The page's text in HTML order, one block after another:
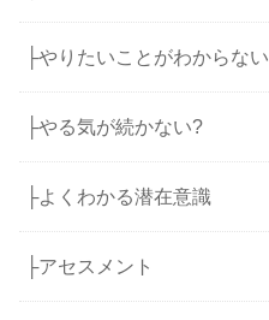
├やりたいことがわからない
├やる気が続かない?
├よくわかる潜在意識
├アセスメント